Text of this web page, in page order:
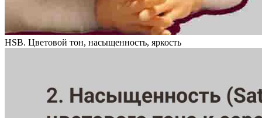
HSB. Цветовой тон, насыщенность, яркость